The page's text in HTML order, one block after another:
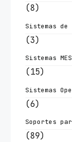
(8)
Sistemas de
(3)
Sistemas
(15)
Sistemas
(6)
Soportes
(89)